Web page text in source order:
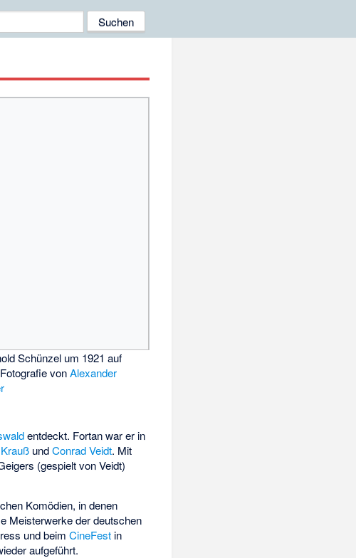
Schünzel um 1921 auf
vonAlexander
entdeckt. Fortan war er in
undConrad Veidt. Mit
(gespielt von Veidt)
Komödien, in denen
Meisterwerke der deutschen
und beimCineFest in
aufgeführt.